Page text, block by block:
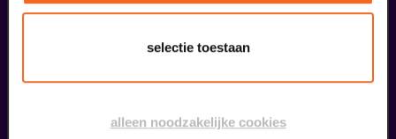
selectie toestaan
alleen noodzakelijke cookies